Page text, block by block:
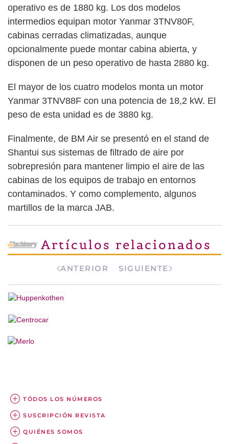
operativo es de 1880 kg. Los dos modelos
intermedios equipan motor Yanmar 3TNV80F,
cabinas cerradas climatizadas, aunque
opcionalmente puede montar cabina abierta, y
disponen de un peso operativo de hasta 2880 kg.
El mayor de los cuatro modelos monta un motor
Yanmar 3TNV88F con una potencia de 18,2 kW. El
peso de esta unidad es de 3880 kg.
Finalmente, de BM Air se presentó en el stand de
Shantui sus sistemas de filtrado de aire por
sobrepresión para mantener limpio el aire de las
cabinas de los equipos de trabajo en entornos
contaminados. Y como complemento, algunos
martillos de la marca JAB.
Artículos relacionados
ANTERIOR SIGUIENTE
TÓDOS LOS NÚMEROS
SUSCRIPCIÓN REVISTA
QUIÉNES SOMOS